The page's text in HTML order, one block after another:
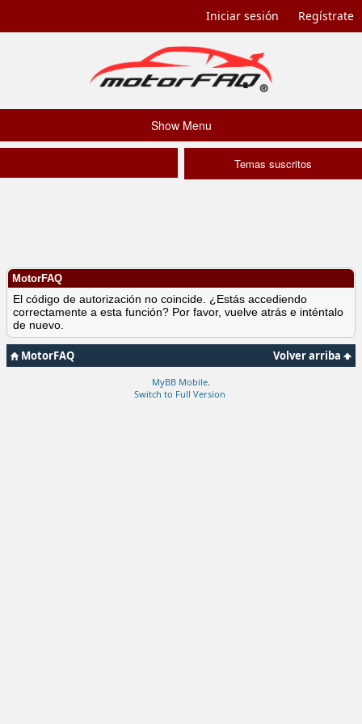
Iniciar sesión Regístrate
Show Menu
Temas suscritos
MotorFAQ
El código de autorización no coincide. ¿Estás accediendo
correctamente a esta función? Por favor, vuelve atrás e inténtalo
de nuevo.
Volver arriba
MotorFAQ
MyBB Mobile
Switch to Full Version